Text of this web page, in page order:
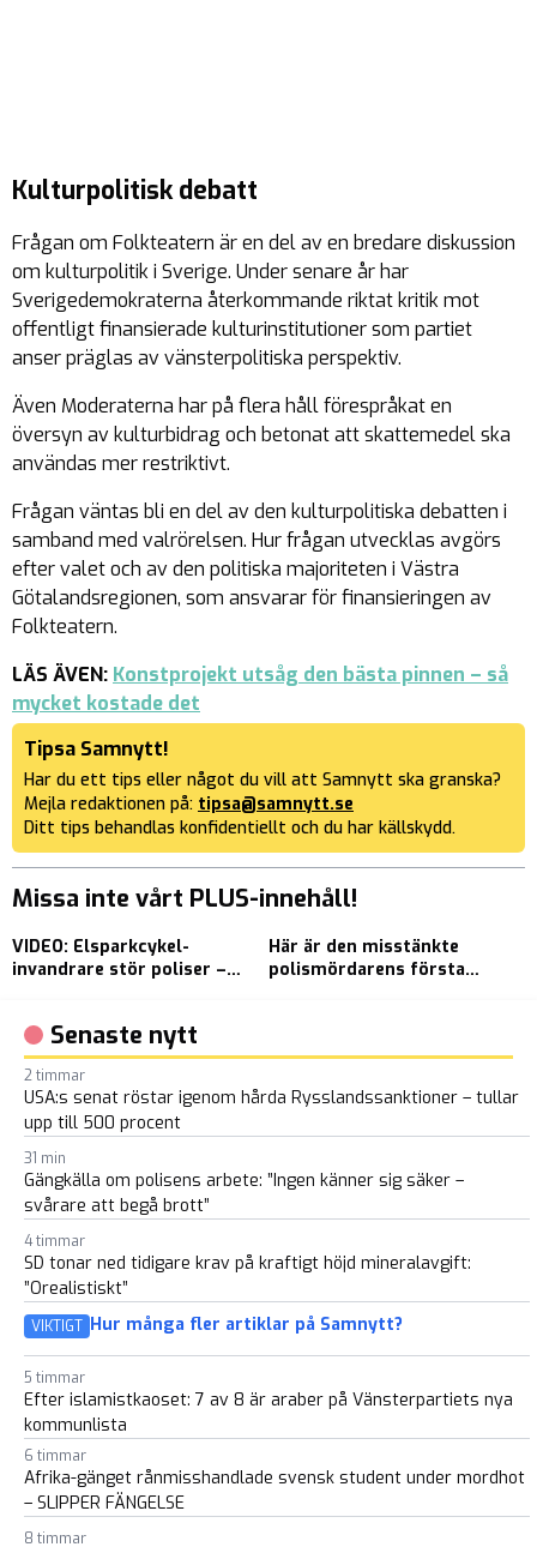
Kulturpolitisk debatt
Frågan om Folkteatern är en del av en bredare diskussion
om kulturpolitik i Sverige. Under senare år har
Sverigedemokraterna återkommande riktat kritik mot
offentligt finansierade kulturinstitutioner som partiet
anser präglas av vänsterpolitiska perspektiv.
Även Moderaterna har på flera håll förespråkat en
översyn av kulturbidrag och betonat att skattemedel ska
användas mer restriktivt.
Frågan väntas bli en del av den kulturpolitiska debatten i
samband med valrörelsen. Hur frågan utvecklas avgörs
efter valet och av den politiska majoriteten i Västra
Götalandsregionen, som ansvarar för finansieringen av
Folkteatern.
LÄS ÄVEN: Konstprojekt utsåg den bästa pinnen – så
mycket kostade det
Tipsa Samnytt!
Har du ett tips eller något du vill att Samnytt ska granska?
Mejla redaktionen på: tipsa@samnytt.se
Ditt tips behandlas konfidentiellt och du har källskydd.
Missa inte vårt PLUS-innehåll!
VIDEO: Elsparkcykel-
invandrare stör poliser –
Här är den misstänkte
polismördarens första
Senaste nytt
2 timmar
USA:s senat röstar igenom hårda Rysslandssanktioner – tullar
upp till 500 procent
31 min
Gängkälla om polisens arbete: ”Ingen känner sig säker –
svårare att begå brott”
4 timmar
SD tonar ned tidigare krav på kraftigt höjd mineralavgift:
”Orealistiskt”
VIKTIGT Hur många fler artiklar på Samnytt?
5 timmar
Efter islamistkaoset: 7 av 8 är araber på Vänsterpartiets nya
kommunlista
6 timmar
Afrika-gänget rånmisshandlade svensk student under mordhot
– SLIPPER FÄNGELSE
8 timmar